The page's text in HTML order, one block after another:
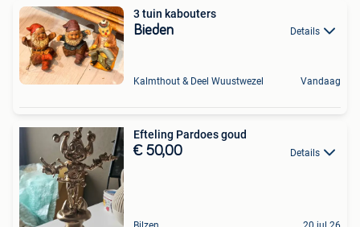
3 tuin kabouters
Bieden Details
Kalmthout & Deel Wuustwezel Vandaag
Efteling Pardoes goud
€ 50,00 Details